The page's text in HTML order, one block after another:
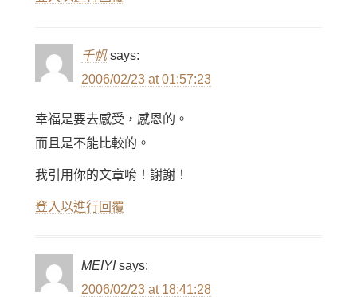
千帆 says:
2006/02/23 at 01:57:23
幸福是要去感受，感恩的。
而且是不能比較的。
我引用你的文章唷！謝謝！
登入以進行回覆
MEIYI says:
2006/02/23 at 18:41:28